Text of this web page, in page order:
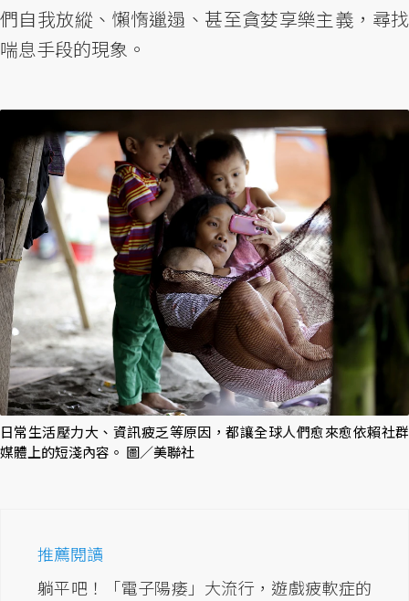
們自我放縱、懶惰邋遢、甚至貪婪享樂主義，尋找
喘息手段的現象。
日常生活壓力大、資訊疲乏等原因，都讓全球人們愈來愈依賴社群
媒體上的短淺內容。 圖／美聯社
推薦閱讀
躺平吧！「電子陽痿」大流行，遊戲疲軟症的